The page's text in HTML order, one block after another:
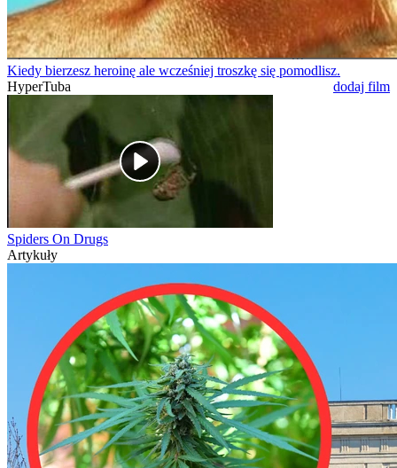
Kiedy bierzesz heroinę ale wcześniej troszkę się pomodlisz.
HyperTuba
dodaj film
Spiders On Drugs
Artykuły